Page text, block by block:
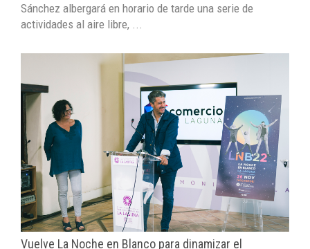
Sánchez albergará en horario de tarde una serie de
actividades al aire libre, ...
Vuelve La Noche en Blanco para dinamizar el